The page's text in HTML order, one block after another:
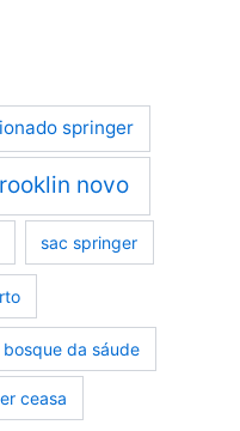
springer
novo
sac springer
da sáude
ceasa